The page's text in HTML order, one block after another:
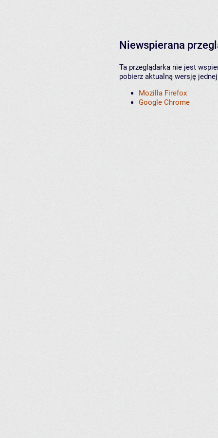
Niewspierana
Ta przeglądarka nie jest
pobierz aktualną wersję
Mozilla Firefox
Google Chrome